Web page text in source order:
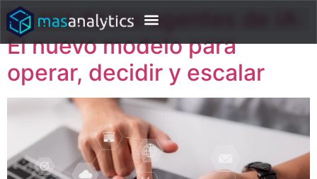
La era de los agentes de IA:
El nuevo modelo para
operar, decidir y escalar